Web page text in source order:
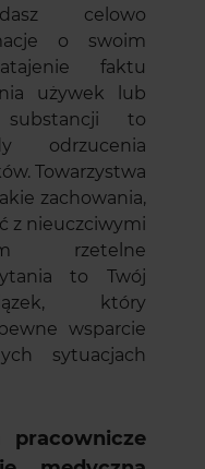
celowo
o swoim
faktu
używek lub
substancji to
odrzucenia
Towarzystwa
zachowania,
z nieuczciwymi
rzetelne
to Twój
który
wsparcie
sytuacjach
pracownicze